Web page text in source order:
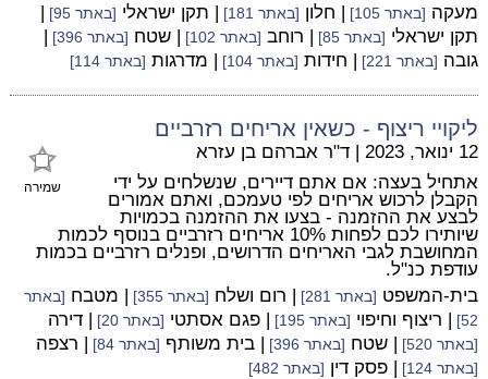
מעקה [באתר 105] | חלון [באתר 181] | תקן ישראלי [באתר 95]
|
תקן ישראלי [באתר 85] | רוחב [באתר 102] | שטח [באתר 396]
|
גובה [באתר 221] | חידות [באתר 104] | מדרגות [באתר 114]
ליקויי ריצוף - כשאין אריחים רזרביים
שמירה
12 ינואר, 2023 | ד"ר אברהם בן עזרא
אתחיל בעצה: אם אתם דיירים, שנשלחים על ידי
הקבלן לרכוש אריחים לפי טעמכם, ואתם אמורים
לבצע את ההזמנה - בצעו את ההזמנה בכמויות
שיותירו לכם לפחות 10% אריחים רזרביים בנוסף לכמות
המחושבת לגבי האריחים הדרושים, ופנלים רזרביים בכמות
עודפת כנ"ל.
בית-המשפט [באתר 281] | רום ושלח [באתר 355] | מטבח [באתר
52]
| ריצוף וחיפוי [באתר 195] | פגם אסתטי [באתר 20] | דירה
[באתר 520] | שטח [באתר 396] | בית משותף [באתר 84] | רצפה
[באתר 124] | פסק דין [באתר 482]